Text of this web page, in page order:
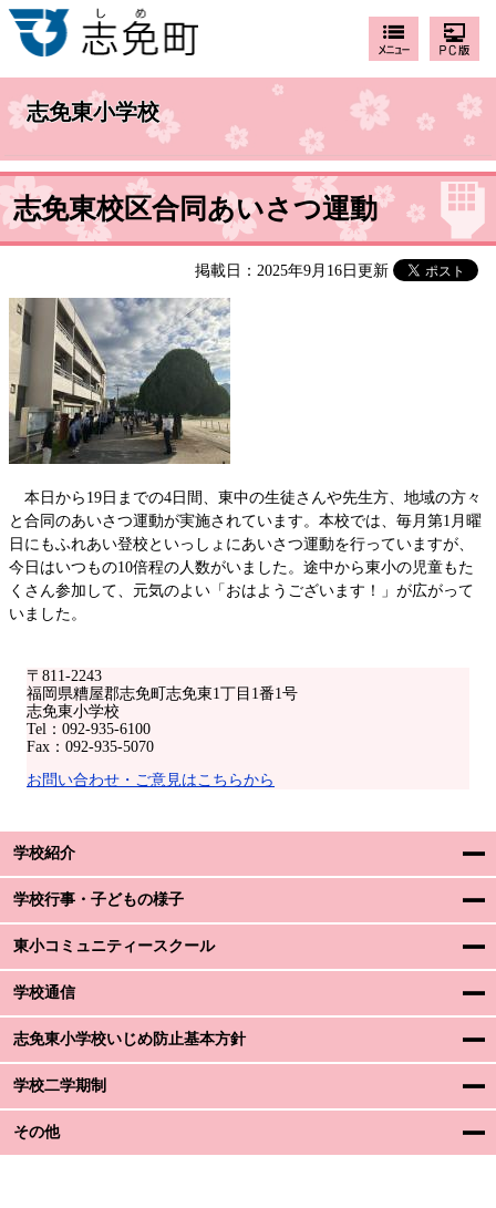
志免東小学校
〒811-2243
福岡県糟屋郡志免町志免東1丁目1番1号
志免東小学校
Tel：092-935-6100
Fax：092-935-5070
お問い合わせ・ご意見はこちらから
学校紹介
学校行事・子どもの様子
東小コミュニティースクール
学校通信
志免東小学校いじめ防止基本方針
学校二学期制
その他
志免東校区合同あいさつ運動
掲載日：2025年9月16日更新
本日から19日までの4日間、東中の生徒さんや先生方、地域の方々
と合同のあいさつ運動が実施されています。本校では、毎月第1月曜
日にもふれあい登校といっしょにあいさつ運動を行っていますが、
今日はいつもの10倍程の人数がいました。途中から東小の児童もた
くさん参加して、元気のよい「おはようございます！」が広がって
いました。